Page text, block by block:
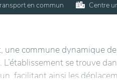
en commun Centre
une commune dynamique
se trouve
facilitant ainsi les